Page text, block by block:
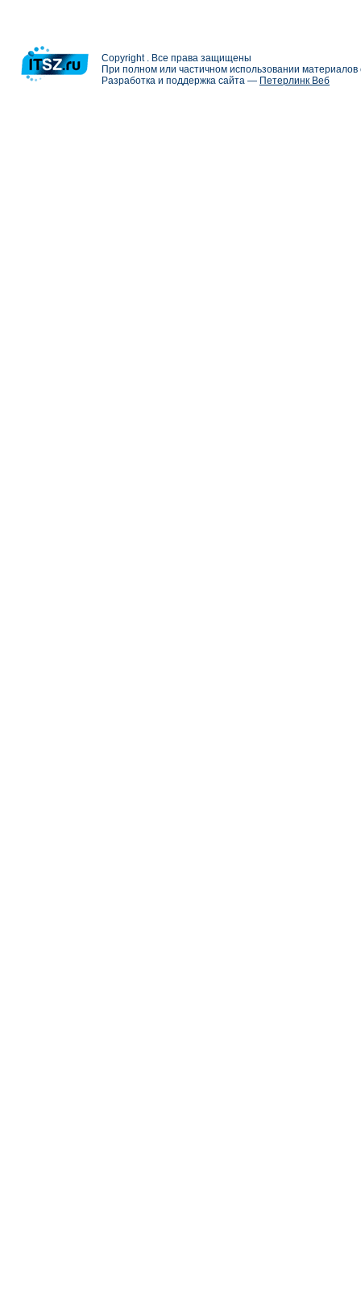
Copyright . Все права защищены
При полном или частичном использовании
Разработка и поддержка сайта — Петерлинк Веб